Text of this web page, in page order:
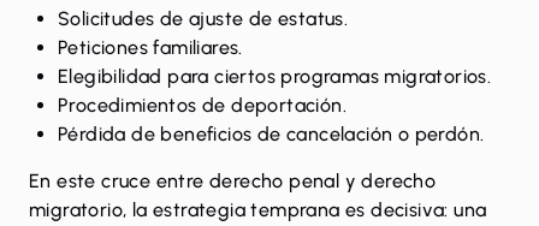
Solicitudes de ajuste de estatus.
Peticiones familiares.
Elegibilidad para ciertos programas migratorios.
Procedimientos de deportación.
Pérdida de beneficios de cancelación o perdón.
En este cruce entre derecho penal y derecho
migratorio, la estrategia temprana es decisiva: una